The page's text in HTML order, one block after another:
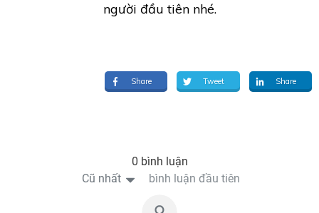
người đầu tiên nhé.
Share Tweet Share
0 bình luận
Cũ nhất
bình luận đầu tiên